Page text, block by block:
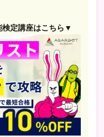
定講座はこちら▼